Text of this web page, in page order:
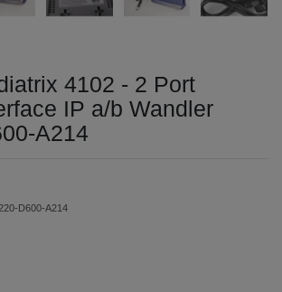
4102 - 2 Port
IP a/b Wandler
A214
D600-A214